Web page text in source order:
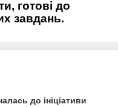
готові до
завдань.
до ініціативи